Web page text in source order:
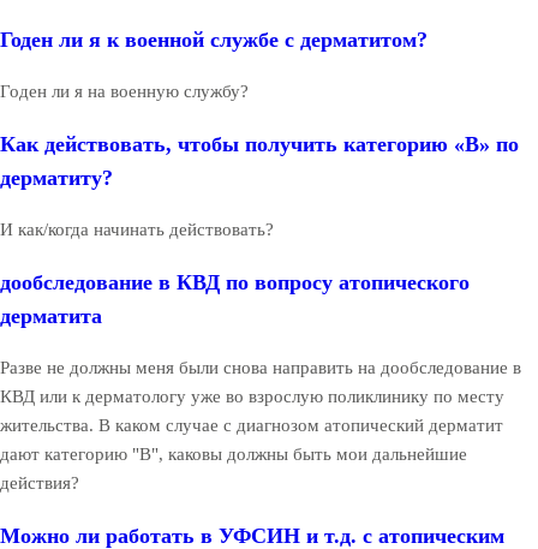
Годен ли я к военной службе с дерматитом?
Годен ли я на военную службу?
Как действовать, чтобы получить категорию «В» по
дерматиту?
И как/когда начинать действовать?
дообследование в КВД по вопросу атопического
дерматита
Разве не должны меня были снова направить на дообследование в
КВД или к дерматологу уже во взрослую поликлинику по месту
жительства. В каком случае с диагнозом атопический дерматит
дают категорию "В", каковы должны быть мои дальнейшие
действия?
Можно ли работать в УФСИН и т.д. с атопическим